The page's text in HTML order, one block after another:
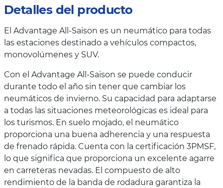
Detalles del producto
El Advantage All-Saison es un neumático para todas
las estaciones destinado a vehículos compactos,
monovolúmenes y SUV.
Con el Advantage All-Saison se puede conducir
durante todo el año sin tener que cambiar los
neumáticos de invierno. Su capacidad para adaptarse
a todas las situaciones meteorológicas es ideal para
los turismos. En suelo mojado, el neumático
proporciona una buena adherencia y una respuesta
de frenado rápida. Cuenta con la certificación 3PMSF,
lo que significa que proporciona un excelente agarre
en carreteras nevadas. El compuesto de alto
rendimiento de la banda de rodadura garantiza la